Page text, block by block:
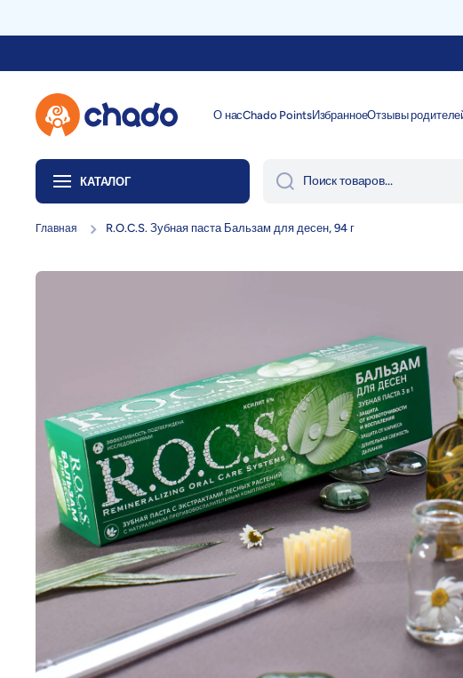
О насChado PointsИзбранноеОтзывы
КАТАЛОГ Поиск товаров...
Главная R.O.C.S. Зубная паста Бальзам для десен, 94 г
Перейти к информации о продукте